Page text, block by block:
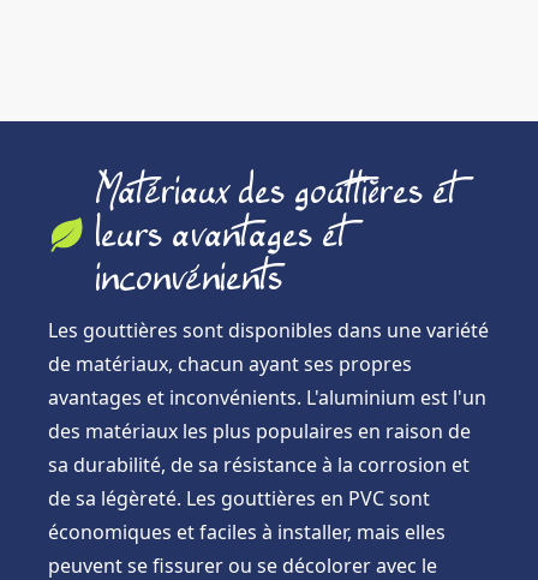
Matériaux des gouttières et
leurs avantages et
inconvénients
Les gouttières sont disponibles dans une variété
de matériaux, chacun ayant ses propres
avantages et inconvénients. L'aluminium est l'un
des matériaux les plus populaires en raison de
sa durabilité, de sa résistance à la corrosion et
de sa légèreté. Les gouttières en PVC sont
économiques et faciles à installer, mais elles
peuvent se fissurer ou se décolorer avec le